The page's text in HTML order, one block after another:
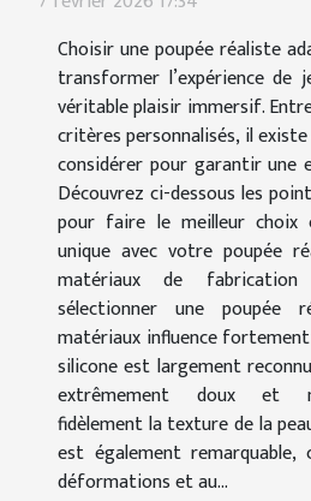
Choisir une poupée réaliste
transformer l’expérience
véritable plaisir immersif.
critères personnalisés, il
considérer pour garantir une
Découvrez ci-dessous les
pour faire le meilleur choix
unique avec votre poupée
matériaux de
sélectionner une poupée
matériaux influence
silicone est largement
extrêmement doux et
fidèlement la texture de la
est également
déformations et au...